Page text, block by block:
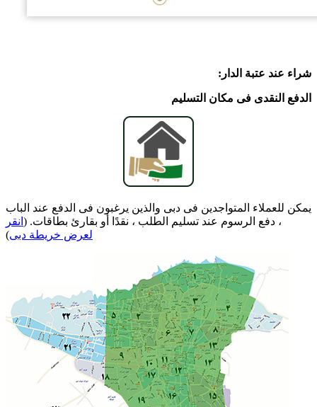
شراء عند عتبة الدار:
الدفع النقدی فی مکان التسلیم
یمکن للعملاء المتواجدین فی دبی والذین یرغبون فی الدفع عند الباب
، دفع الرسوم عند تسلیم الطلب ، نقدًا أو بقارئ بطاقات. ( انقر
لعرض خریطة دبی)